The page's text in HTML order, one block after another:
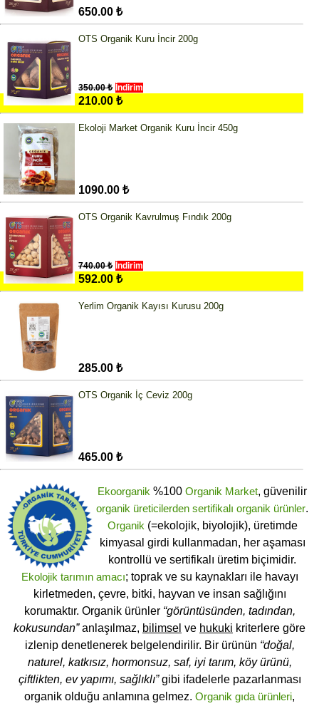
650.00 ₺
OTS Organik Kuru İncir 200g
350.00 ₺ İndirim
210.00 ₺
Ekoloji Market Organik Kuru İncir 450g
1090.00 ₺
OTS Organik Kavrulmuş Fındık 200g
740.00 ₺ İndirim
592.00 ₺
Yerlim Organik Kayısı Kurusu 200g
285.00 ₺
OTS Organik İç Ceviz 200g
465.00 ₺
Ekoorganik %100 Organik Market, güvenilir
organik üreticilerden sertifikalı organik ürünler.
Organik (=ekolojik, biyolojik), üretimde
kimyasal girdi kullanmadan, her aşaması
kontrollü ve sertifikalı üretim biçimidir.
Ekolojik tarımın amacı; toprak ve su kaynakları ile havayı
kirletmeden, çevre, bitki, hayvan ve insan sağlığını
korumaktır. Organik ürünler “görüntüsünden, tadından,
kokusundan”anlaşılmaz, bilimsel ve hukuki kriterlere göre
izlenip denetlenerek belgelendirilir. Bir ürünün “doğal,
naturel, katkısız, hormonsuz, saf, iyi tarım, köy ürünü,
çiftlikten, ev yapımı, sağlıklı”gibi ifadelerle pazarlanması
organik olduğu anlamına gelmez. Organik gıda ürünleri,